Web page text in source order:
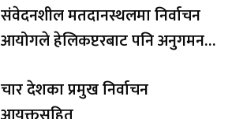
संवेदनशील मतदानस्थलमा निर्वाचन
आयोगले हेलिकप्टरबाट पनि अनुगमन
चार देशका प्रमुख निर्वाचन